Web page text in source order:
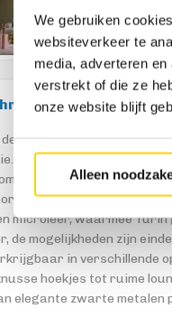
We gebruiken
websiteverkeer te
media, adverteren
verstrekt of die ze
onze website blijft
Alleen
elegantie van Turin.
Met een keuze tussen
zitervaring en
volledige ontspanning.
microleer, waarmee
de mogelijkheden zijn
in verschillende
hoekjes tot ruime
elegante zwarte